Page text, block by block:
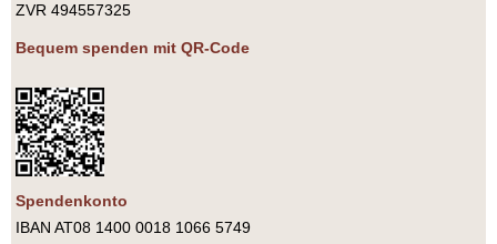
ZVR 494557325
Bequem spenden mit QR-Code
Spendenkonto
IBAN AT08 1400 0018 1066 5749